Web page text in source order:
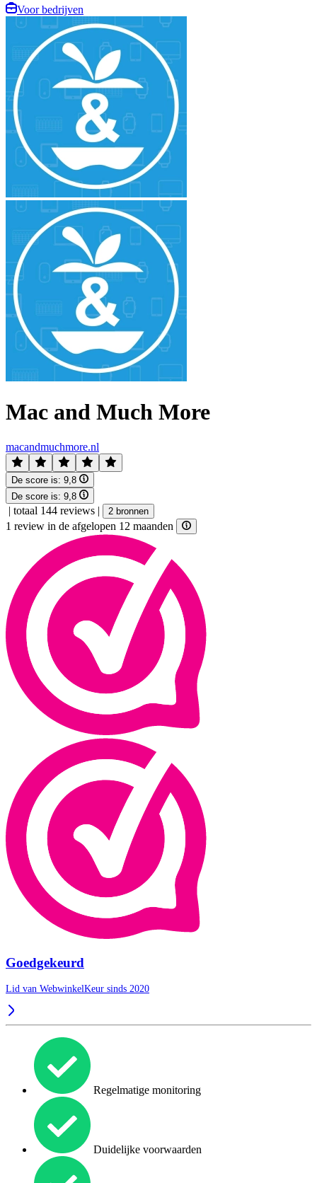
Voor bedrijven
Mac and Much More
macandmuchmore.nl
De score is: 9,8
De score is: 9,8
| totaal 144 reviews | 2 bronnen
1 review in de afgelopen 12 maanden
Goedgekeurd
Lid van WebwinkelKeur sinds 2020
Regelmatige monitoring
Duidelijke voorwaarden